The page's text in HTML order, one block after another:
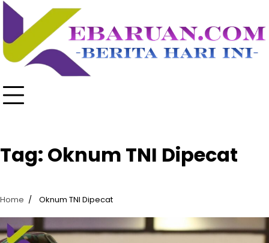
Skip
content
Tag: Oknum TNI Dipecat
Home Oknum TNI Dipecat